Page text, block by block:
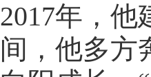
2017年，
间，他多方